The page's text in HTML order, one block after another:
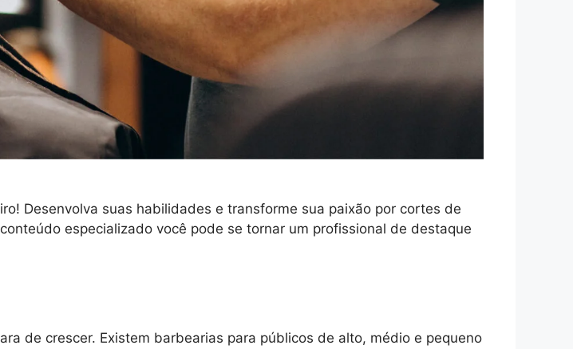
Desenvolva suas habilidades e transforme sua paixão por cortes de
especializado você pode se tornar um profissional de destaque
de crescer. Existem barbearias para públicos de alto, médio e pequeno